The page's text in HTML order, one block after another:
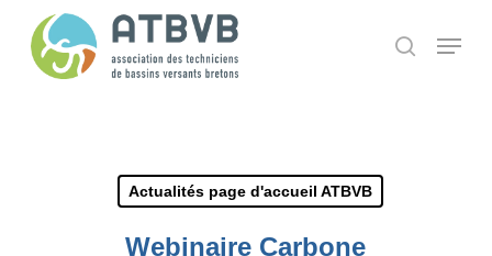
search
Menu
Actualités page d'accueil ATBVB
Webinaire Carbone
Panneau de gestion des cookies